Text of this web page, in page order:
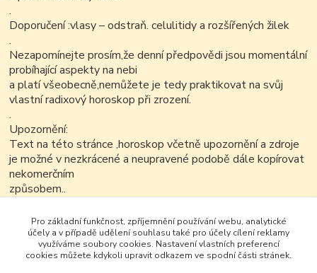
.
Doporučení :vlasy – odstraň. celulitidy a rozšířených žilek
.
Nezapomínejte prosím,že denní předpovědi jsou momentální
probíhající aspekty na nebi
a platí všeobecně,nemůžete je tedy praktikovat na svůj
vlastní radixový horoskop při zrození.
.
Upozornění:
Text na této stránce ,horoskop včetně upozornění a zdroje
je možné v nezkrácené a neupravené podobě dále kopírovat
nekomerčním
způsobem..
Pro základní funkčnost, zpříjemnění používání webu, analytické
účely a v případě udělení souhlasu také pro účely cílení reklamy
využíváme soubory cookies. Nastavení vlastních preferencí
cookies můžete kdykoli upravit odkazem ve spodní části stránek.